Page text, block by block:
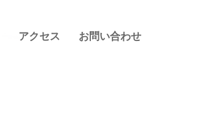
アクセス お問い合わせ